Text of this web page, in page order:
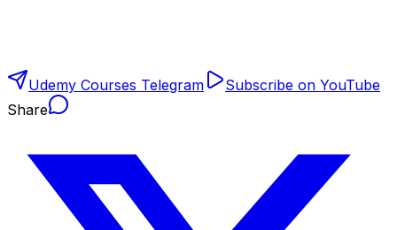
Udemy Courses Telegram
Subscribe on YouTube
Share